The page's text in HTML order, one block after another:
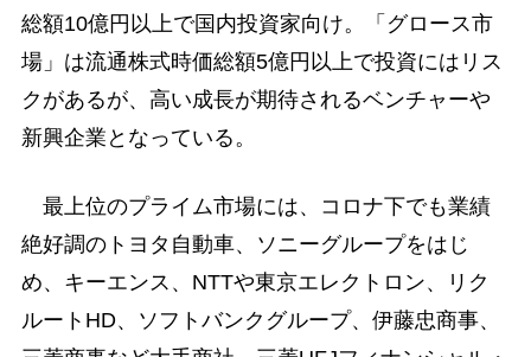
総額10億円以上で国内投資家向け。「グロース市
場」は流通株式時価総額5億円以上で投資にはリス
クがあるが、高い成長が期待されるベンチャーや
新興企業となっている。
最上位のプライム市場には、コロナ下でも業績
絶好調のトヨタ自動車、ソニーグループをはじ
め、キーエンス、NTTや東京エレクトロン、リク
ルートHD、ソフトバンクグループ、伊藤忠商事、